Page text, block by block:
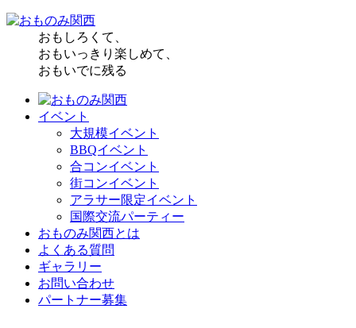
おもしろくて、
おもいっきり楽しめて、
おもいでに残る
イベント
大規模イベント
BBQイベント
合コンイベント
街コンイベント
アラサー限定イベント
国際交流パーティー
おものみ関西とは
よくある質問
ギャラリー
お問い合わせ
パートナー募集